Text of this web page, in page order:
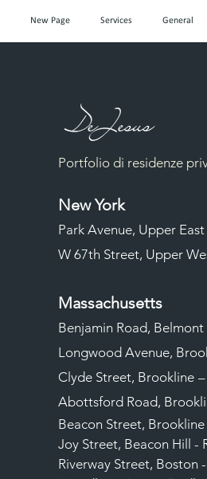
New Page Services General
Portfolio di residenze
New York
Park Avenue, Upper
W 67th Street, Upper
Massachusetts
Benjamin Road, Belmont
Longwood Avenue,
Clyde Street, Brookline
Abottsford Road,
Beacon Street,
Joy Street, Beacon Hill -
Riverway Street, Boston